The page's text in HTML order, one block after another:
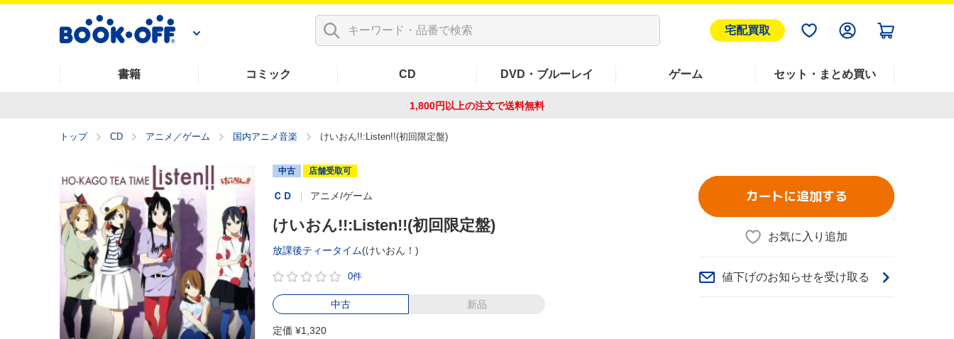
宅配買取
書籍 コミック CD DVD・ブルーレイ ゲーム セット・まとめ買い
1,800円以上の注文で送料無料
トップ CD アニメ／ゲーム 国内アニメ音楽 けいおん!!:Listen!!(初回限定盤)
中古 店舗受取可
ＣＤ アニメ/ゲーム
けいおん!!:Listen!!(初回限定盤)
放課後ティータイム(けいおん！)
0件
中古 新品
定価 ¥1,320
カートに追加する
お気に入り追加
値下げのお知らせを受け取る